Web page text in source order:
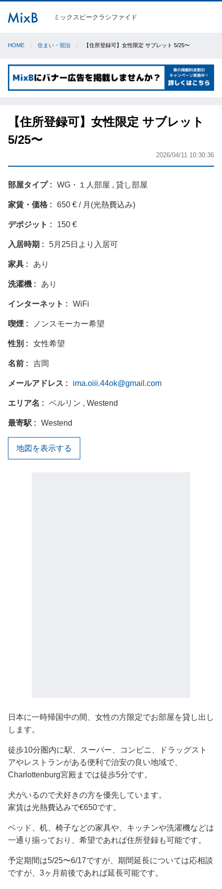
ミックスビークラシファイド
HOME 住まい・宿泊 【住所登録可】女性限定 サブレット 5/25〜
【住所登録可】女性限定 サブレット
5/25〜
2026/04/11 10:30:36
部屋タイプ WG・１人部屋 , 貸し部屋
家賃・価格 650 € / 月(光熱費込み)
デポジット 150 €
入居時期 5月25日より入居可
家具 あり
洗濯機 あり
インターネット WiFi
喫煙 ノンスモーカー希望
性別 女性希望
名前 吉岡
メールアドレス ima.oiii.44ok@gmail.com
エリア名 ベルリン , Westend
最寄駅 Westend
地図を表示する
日本に一時帰国中の間、女性の方限定でお部屋を貸し出し
します。
徒歩10分圏内に駅、スーパー、コンビニ、ドラッグスト
アやレストランがある便利で治安の良い地域で、
Charlottenburg宮殿までは徒歩5分です。
犬がいるので犬好きの方を優先しています。
家賃は光熱費込みで€650です。
ベッド、机、椅子などの家具や、キッチンや洗濯機などは
一通り揃っており、希望であれば住所登録も可能です。
予定期間は5/25〜6/17ですが、期間延長については応相談
ですが、3ヶ月前後であれば延長可能です。